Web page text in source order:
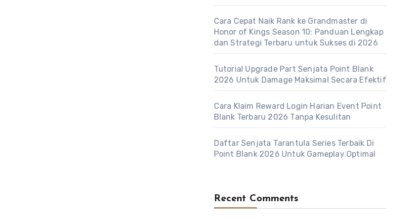
Cara Cepat Naik Rank ke Grandmaster di
Honor of Kings Season 10: Panduan Lengkap
dan Strategi Terbaru untuk Sukses di 2026
Tutorial Upgrade Part Senjata Point Blank
2026 Untuk Damage Maksimal Secara Efektif
Cara Klaim Reward Login Harian Event Point
Blank Terbaru 2026 Tanpa Kesulitan
Daftar Senjata Tarantula Series Terbaik Di
Point Blank 2026 Untuk Gameplay Optimal
Recent Comments